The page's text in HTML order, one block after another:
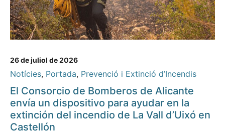
26 de juliol de 2026
Notícies, Portada, Prevenció i Extinció d’Incendis
El Consorcio de Bomberos de Alicante
envía un dispositivo para ayudar en la
extinción del incendio de La Vall d’Uixó en
Castellón